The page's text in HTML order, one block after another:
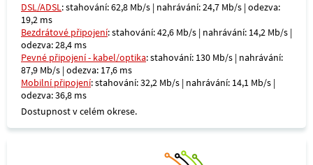
DSL/ADSL: stahování: 62,8 Mb/s | nahrávání: 24,7 Mb/s | odezva:
19,2 ms
Bezdrátové připojení: stahování: 42,6 Mb/s | nahrávání: 14,2 Mb/s |
odezva: 28,4 ms
Pevné připojení - kabel/optika: stahování: 130 Mb/s | nahrávání:
87,9 Mb/s | odezva: 17,6 ms
Mobilní připojení: stahování: 32,2 Mb/s | nahrávání: 14,1 Mb/s |
odezva: 36,8 ms
Dostupnost v celém okrese.